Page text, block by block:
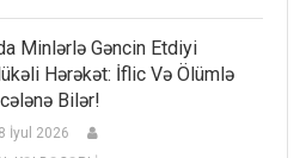
Minlərlə Gəncin Etdiyi
Hərəkət: İflic Və Ölümlə
Bilər!
İyul 2026